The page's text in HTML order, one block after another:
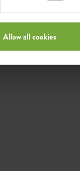
Allow all cookies